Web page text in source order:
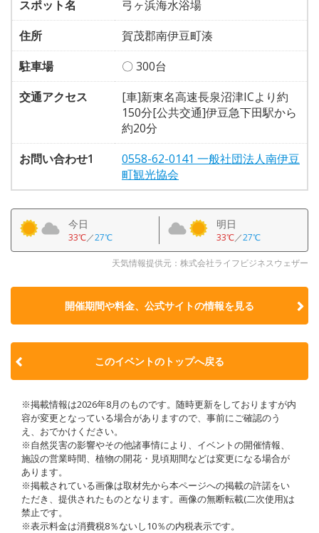
スポット名
弓ヶ浜海水浴場
住所
賀茂郡南伊豆町湊
駐車場
〇 300台
交通アクセス
[車]新東名高速長泉沼津ICより約
150分[公共交通]伊豆急下田駅から
約20分
お問い合わせ1
0558-62-0141 一般社団法人南伊豆
町観光協会
今日
33℃／27℃
明日
33℃／27℃
天気情報提供元：株式会社ライフビジネスウェザー
開催期間や料金、公式サイトの情報を見る
このイベントのトップへ戻る
※掲載情報は2026年8月のものです。随時更新をしておりますが内
容が変更となっている場合がありますので、事前にご確認のう
え、おでかけください。
※自然災害の影響やその他諸事情により、イベントの開催情報、
施設の営業時間、植物の開花・見頃期間などは変更になる場合が
あります。
※掲載されている画像は取材先から本ページへの掲載の許諾をい
ただき、提供されたものとなります。画像の無断転載(二次使用)は
禁止です。
※表示料金は消費税8％ないし10％の内税表示です。